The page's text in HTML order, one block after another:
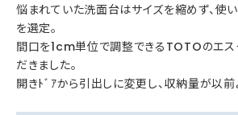
悩まれていた洗面台はサイズを縮めず、使
を選定。
間口を1cm単位で調整できるTOTOのエス
だきました。
開きﾄﾞｱから引出しに変更し、収納量が以前